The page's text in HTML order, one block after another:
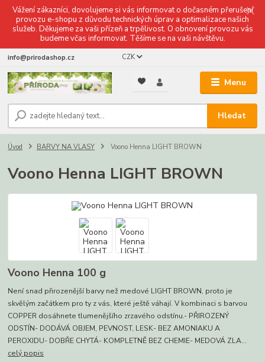
Vážení zákazníci, dovolujeme si vás informovat o dočasném přerušení
provozu e-shopu z důvodu technických úprav a optimalizace našich
služeb. Děkujeme za vaši přízeň a trpělivost. O obnovení provozu vás
budeme včas informovat. Těšíme se na vaši návštěvu.
Menu
CZK
Hledat
info@prirodashop.cz
Úvod BARVY NA VLASY Voono Henna LIGHT BROWN
Voono Henna LIGHT BROWN
Voono Henna 100 g
Není snad přirozenější barvy než medové LIGHT BROWN, proto je
skvělým začátkem pro ty z vás, které ještě váhají. V kombinaci s barvou
COPPER dosáhnete tlumenějšího zrzavého odstínu.- PŘIROZENÝ
ODSTÍN- DODÁVÁ OBJEM, PEVNOST, LESK- BEZ AMONIAKU A
PEROXIDU- DOBŘE CHYTÁ- KOMPLETNĚ BEZ CHEMIE- MEDOVÁ ZLA...
celý popis